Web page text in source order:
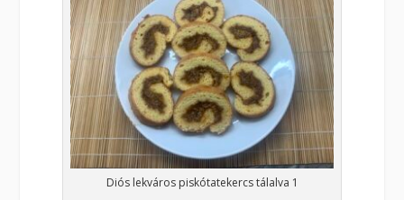
Diós lekváros piskótatekercs tálalva 1